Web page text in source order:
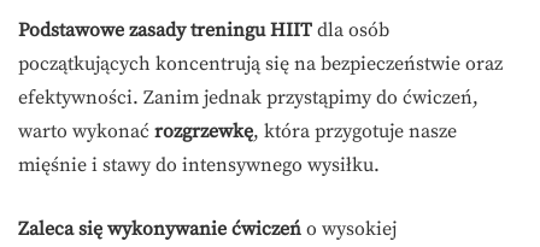
Podstawowe zasady treningu HIIT dla osób
początkujących koncentrują się na bezpieczeństwie oraz
efektywności. Zanim jednak przystąpimy do ćwiczeń,
warto wykonać rozgrzewkę, która przygotuje nasze
mięśnie i stawy do intensywnego wysiłku.
Zaleca się wykonywanie ćwiczeń o wysokiej